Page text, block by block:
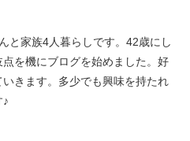
と家族4人暮らしです。42歳にし
を機にブログを始めました。好
きます。多少でも興味を持たれ